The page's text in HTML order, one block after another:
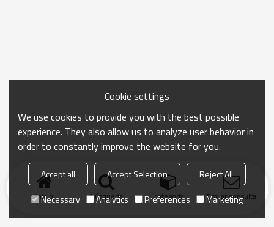
Inicio búsqueda categoría Enviar consulta
Cookie settings
We use cookies to provide you with the best possible
experience. They also allow us to analyze user behavior in
order to constantly improve the website for you.
Accept all Accept Selection
Reject All
Necessary
Analytics Preferences Marketing